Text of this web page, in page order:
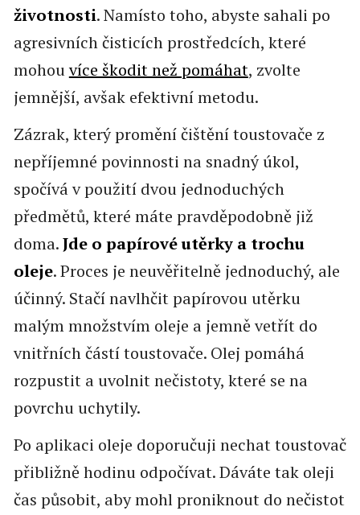
životnosti. Namísto toho, abyste sahali po
agresivních čisticích prostředcích, které
mohouvíce škodit než pomáhat, zvolte
jemnější, avšak efektivní metodu.
Zázrak, který promění čištění toustovače z
nepříjemné povinnosti na snadný úkol,
spočívá v použití dvou jednoduchých
předmětů, které máte pravděpodobně již
doma.Jde o papírové utěrky a trochu
oleje. Proces je neuvěřitelně jednoduchý, ale
účinný. Stačí navlhčit papírovou utěrku
malým množstvím oleje a jemně vetřít do
vnitřních částí toustovače. Olej pomáhá
rozpustit a uvolnit nečistoty, které se na
povrchu uchytily.
Po aplikaci oleje doporučuji nechat toustovač
přibližně hodinu odpočívat. Dáváte tak oleji
čas působit, aby mohl proniknout do nečistot